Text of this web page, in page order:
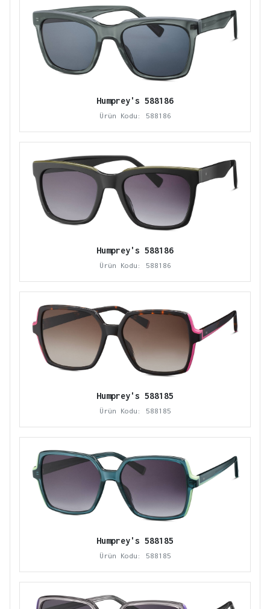
Humprey's 588186
Ürün Kodu: 588186
Humprey's 588186
Ürün Kodu: 588186
Humprey's 588185
Ürün Kodu: 588185
Humprey's 588185
Ürün Kodu: 588185